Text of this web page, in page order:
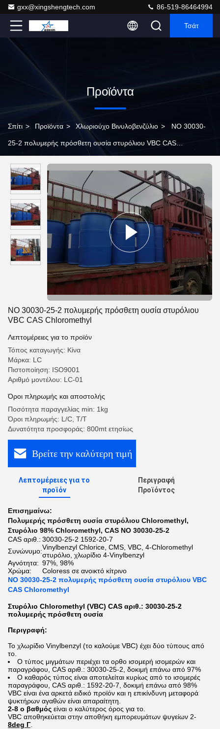
gxx@xingshengtech.com 86-519-86464994
Τσάτ
Προϊόντα
Σπίτι > Προϊόντα > Χλωριούχο Βινυλοβενζύλιο > ΝΟ 30030-
25-2 πολυμερής πρόσθετη ουσία στυρόλιου VBC CAS
ΝΟ 30030-25-2 πολυμερής πρόσθετη ουσία στυρόλιου
VBC CAS Chloromethyl
Λεπτομέρειες για το προϊόν
Τόπος καταγωγής: Κίνα
Μάρκα: LC
Πιστοποίηση: ISO9001
Αριθμό μοντέλου: LC-01
Όροι πληρωμής και αποστολής
Ποσότητα παραγγελίας min: 1kg
Όροι πληρωμής: L/C, T/T
Δυνατότητα προσφοράς: 800mt ετησίως
Βρείτε την καλύτερη τιμή
Λεπτομέρειες για το
προϊόν
Περιγραφή
Προϊόντος
Επισημαίνω:
Πολυμερής πρόσθετη ουσία στυρόλιου Chloromethyl,
Στυρόλιο 98% Chloromethyl, CAS ΝΟ 30030-25-2
CAS αριθ.: 30030-25-2 1592-20-7
Συνώνυμο:Vinylbenzyl Chlorice, CMS, VBC, 4-Chloromethyl
στυρόλιο, χλωρίδιο 4-Vinylbenzyl
Αγνότητα: 97%, 98%
Χρώμα:
Coloress σε ανοικτό κίτρινο
ΝΟ 30030-25-2 πολυμερής πρόσθετη ουσία στυρόλιου VBC
CAS Chloromethyl
Στυρόλιο Chloromethyl (VBC) CAS αριθ.: 30030-25-2
πολυμερής πρόσθετη ουσία
Περιγραφή:
Το χλωρίδιο Vinylbenzyl (το καλούμε VBC) έχει δύο τύπους από
το.
Ο τύπος μιγμάτων περιέχει τα ορθο ισομερή ισομερών και
παραγράφου, CAS αριθ.: 30030-25-2, δοκιμή επάνω από 97%
Ο καθαρός τύπος είναι αποτελείται κυρίως από το ισομερές
παραγράφου, CAS αριθ.: 1592-20-7, δοκιμή επάνω από 98%
VBC είναι ένα αρκετά ειδικό προϊόν και η επικίνδυνη μεταφορά
ψυκτήρων αγαθών είναι απαραίτητη.
2-8 ο βαθμός είναι ο καλύτερος όρος για το.
VBC αποθηκεύεται στην αποθήκη εμπορευμάτων ψυγείων 2-
8deg Γ.